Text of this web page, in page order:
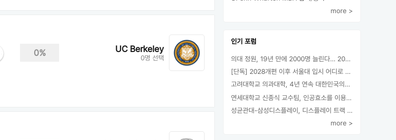
0% UC Berkeley
0명 선택
more >
인기 포럼
의대 정원, 19년 만에 2000명 늘린다… 2025년 입시부터 적용
[단독] 2028개편 이후 서울대 입시 어디로 갈까.. ‘정시40% 폐지 추진’
고려대학교 의과대학, 4년 연속 대한민국의학한림원 정회원 최다 배출 外
연세대학교 신종식 교수팀, 인공효소를 이용한 아민의 키랄전환 세계 최초로 성공
성균관대-삼성디스플레이, 디스플레이 트랙 운영 협약 체결
more >